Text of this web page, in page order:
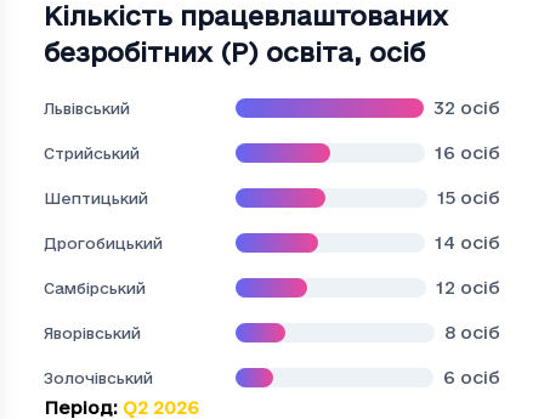
Кількість працевлаштованих
безробітних (P) освіта, осіб
Львівський 32 осіб
Стрийський 16 осіб
Шептицький 15 осіб
Дрогобицький 14 осіб
Самбірський 12 осіб
Яворівський 8 осіб
Золочівський 6 осіб
Період: Q2 2026